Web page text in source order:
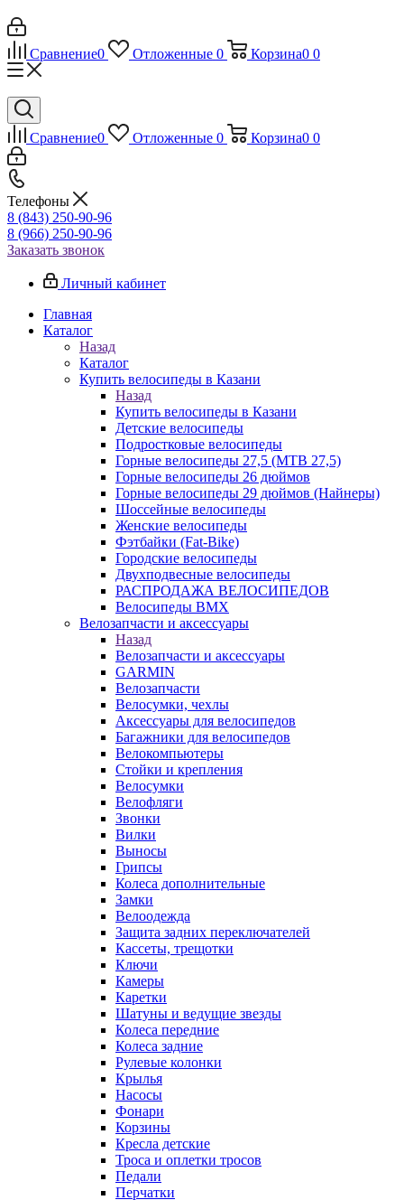
Сравнение0 Отложенные 0 Корзина0 0
Сравнение0 Отложенные 0 Корзина0 0
Телефоны
8 (843) 250-90-96
8 (966) 250-90-96
Заказать звонок
Личный кабинет
Главная
Каталог
Назад
Каталог
Купить велосипеды в Казани
Назад
Купить велосипеды в Казани
Детские велосипеды
Подростковые велосипеды
Горные велосипеды 27,5 (MTB 27,5)
Горные велосипеды 26 дюймов
Горные велосипеды 29 дюймов (Найнеры)
Шоссейные велосипеды
Женские велосипеды
Фэтбайки (Fat-Bike)
Городские велосипеды
Двухподвесные велосипеды
РАСПРОДАЖА ВЕЛОСИПЕДОВ
Велосипеды BMX
Велозапчасти и аксессуары
Назад
Велозапчасти и аксессуары
GARMIN
Велозапчасти
Велосумки, чехлы
Аксессуары для велосипедов
Багажники для велосипедов
Велокомпьютеры
Стойки и крепления
Велосумки
Велофляги
Звонки
Вилки
Выносы
Грипсы
Колеса дополнительные
Замки
Велоодежда
Защита задних переключателей
Кассеты, трещотки
Ключи
Камеры
Каретки
Шатуны и ведущие звезды
Колеса передние
Колеса задние
Рулевые колонки
Крылья
Насосы
Фонари
Корзины
Кресла детские
Троса и оплетки тросов
Педали
Перчатки